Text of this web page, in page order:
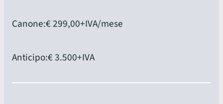
Canone:€ 299,00+IVA/mese
Anticipo:€ 3.500+IVA